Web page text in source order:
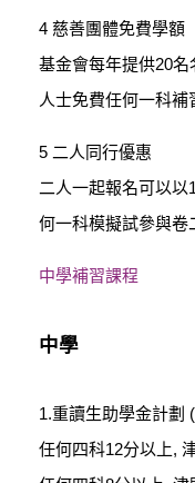
4 慈善團體免費學額
基金會每年提供20
人士免費任何一科
5 二人同行優惠
二人一起報名可以
何一科模擬試參與卷
中學補習課程
中學
1.重讀生助學金計劃
任何四科12分以上,